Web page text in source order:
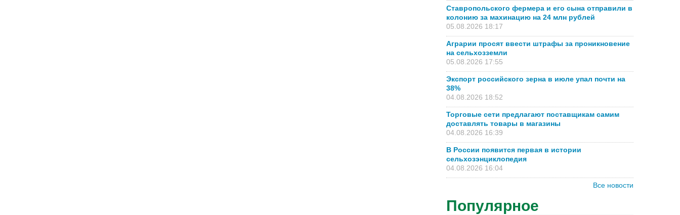
Ставропольского фермера и его сына отправили в
колонию за махинацию на 24 млн рублей
05.08.2026 18:17
Аграрии просят ввести штрафы за проникновение
на сельхозземли
05.08.2026 17:55
Экспорт российского зерна в июле упал почти на
38%
04.08.2026 18:52
Торговые сети предлагают поставщикам самим
доставлять товары в магазины
04.08.2026 16:39
В России появится первая в истории
сельхозэнциклопедия
04.08.2026 16:04
Все новости
Популярное